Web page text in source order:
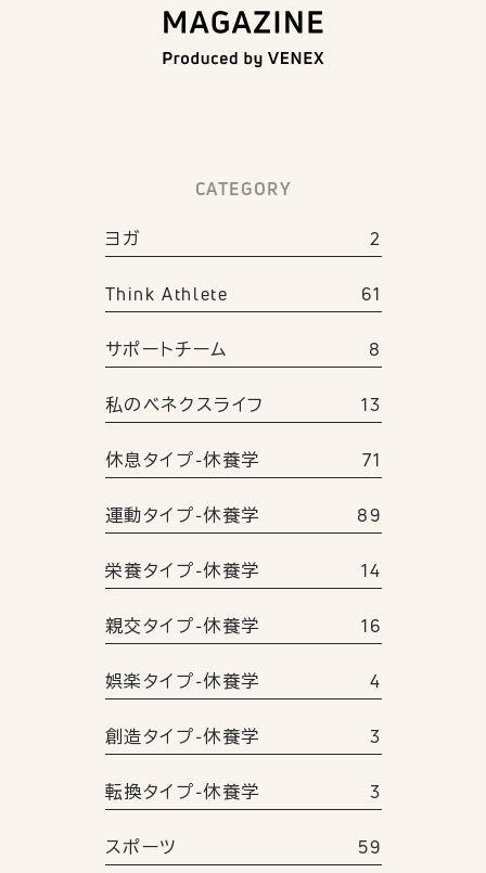
CATEGORY
ヨガ 2
Think Athlete 61
サポートチーム 8
私のベネクスライフ 13
休息タイプ-休養学 71
運動タイプ-休養学 89
栄養タイプ-休養学 14
親交タイプ-休養学 16
娯楽タイプ-休養学 4
創造タイプ-休養学 3
転換タイプ-休養学 3
スポーツ 59